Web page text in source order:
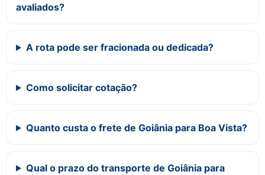
avaliados?
A rota pode ser fracionada ou dedicada?
Como solicitar cotação?
Quanto custa o frete de Goiânia para Boa Vista?
Qual o prazo do transporte de Goiânia para